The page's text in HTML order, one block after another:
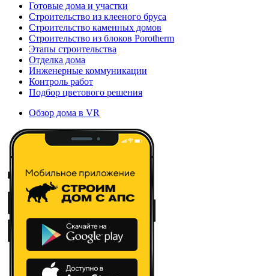
Готовые дома и участки
Строительство из клееного бруса
Строительство каменных домов
Строительство из блоков Porotherm
Этапы строительства
Отделка дома
Инженерные коммуникации
Контроль работ
Подбор цветового решения
Обзор дома в VR